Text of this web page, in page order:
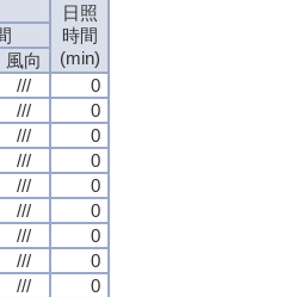
日照
時間
(min)
風向
///
0
///
0
///
0
///
0
///
0
///
0
///
0
///
0
///
0
日照
時間
(min)
風向
///
0
///
0
///
0
///
0
///
0
///
0
///
0
///
0
///
0
日照
時間
(min)
風向
///
0
///
0
///
0
///
0
///
0
///
0
///
0
///
0
///
0
日照
時間
(min)
風向
///
0
///
0
///
0
///
0
///
0
///
0
///
0
///
0
///
0